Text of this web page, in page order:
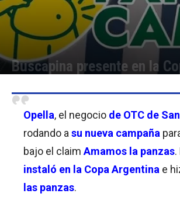
Buscapina presente en la
Opella, el negocio de OTC de
rodando a su nueva campaña
bajo el claim Amamos la panzas.
instaló en la Copa Argentina e
las panzas.